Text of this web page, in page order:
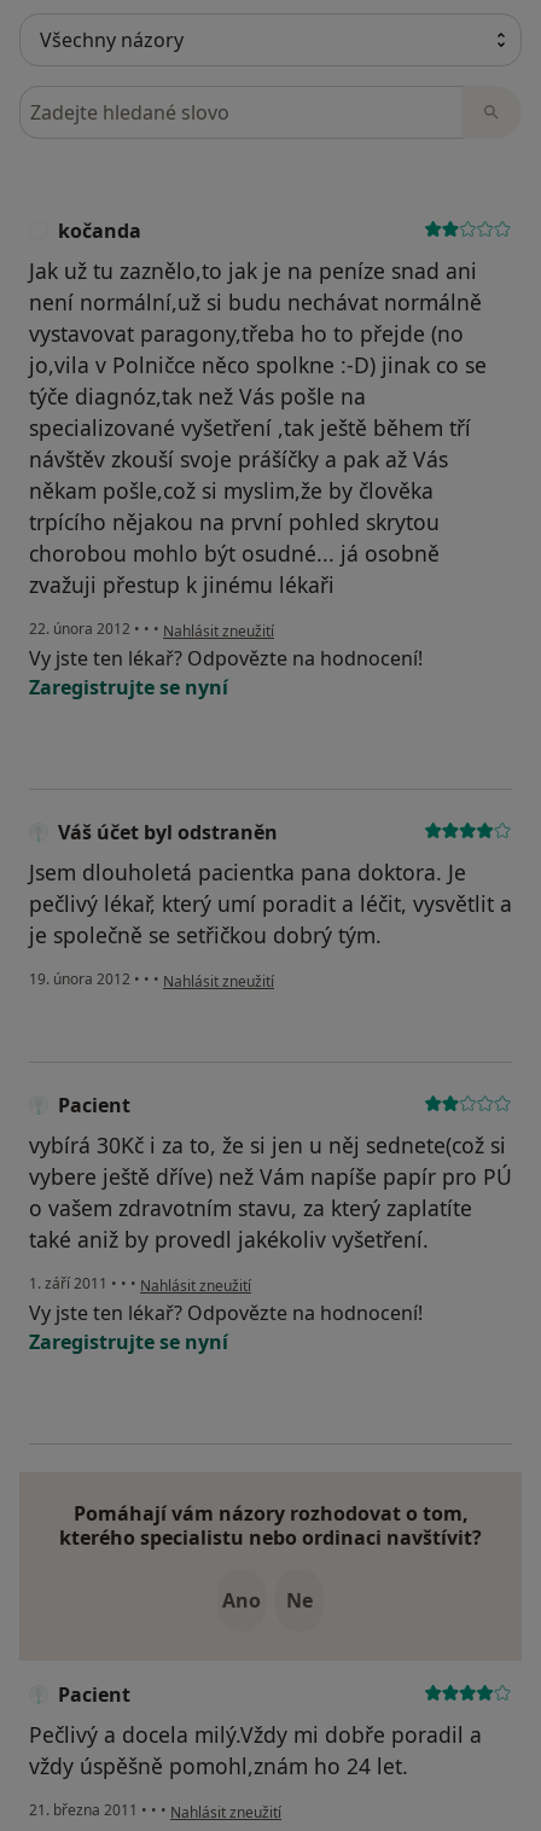
Hledejte v názorech
kočanda
Jak už tu zaznělo,to jak je na peníze snad ani
není normální,už si budu nechávat normálně
vystavovat paragony,třeba ho to přejde (no
jo,vila v Polničce něco spolkne :-D) jinak co se
týče diagnóz,tak než Vás pošle na
specializované vyšetření ,tak ještě během tří
návštěv zkouší svoje prášíčky a pak až Vás
někam pošle,což si myslim,že by člověka
trpícího nějakou na první pohled skrytou
chorobou mohlo být osudné... já osobně
zvažuji přestup k jinému lékaři
22. února 2012 • • • podle názoru uživatele kočanda
Nahlásit zneužití
Vy jste ten lékař? Odpovězte na hodnocení!
Zaregistrujte se nyní
Váš účet byl odstraněn
Jsem dlouholetá pacientka pana doktora. Je
pečlivý lékař, který umí poradit a léčit, vysvětlit a
je společně se setřičkou dobrý tým.
19. února 2012 • • • podle názoru uživatele Váš účet byl odstraněn
Nahlásit zneužití
Pacient
vybírá 30Kč i za to, že si jen u něj sednete(což si
vybere ještě dříve) než Vám napíše papír pro PÚ
o vašem zdravotním stavu, za který zaplatíte
také aniž by provedl jakékoliv vyšetření.
1. září 2011 • • • podle názoru uživatele Pacient
Nahlásit zneužití
Vy jste ten lékař? Odpovězte na hodnocení!
Zaregistrujte se nyní
Pomáhají vám názory rozhodovat o tom,
kterého specialistu nebo ordinaci navštívit?
Ano Ne
Pacient
Pečlivý a docela milý.Vždy mi dobře poradil a
vždy úspěšně pomohl,znám ho 24 let.
21. března 2011 • • • podle názoru uživatele Pacient
Nahlásit zneužití